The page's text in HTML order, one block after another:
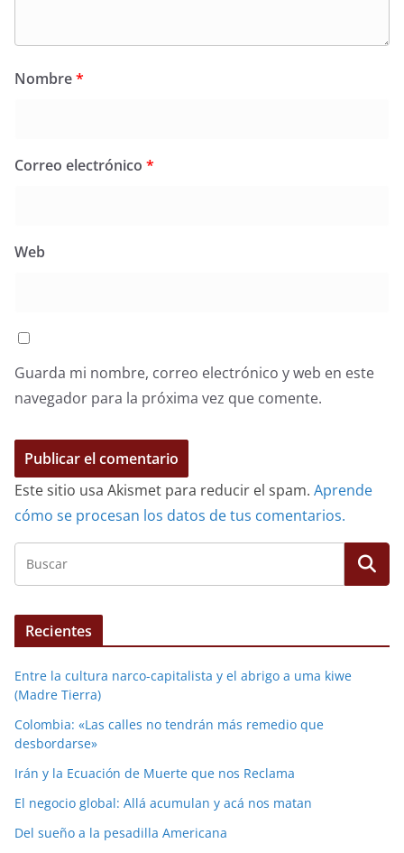
Nombre*
Correo electrónico *
Web
Guarda mi nombre, correo electrónico y web en este
navegador para la próxima vez que comente.
Este sitio usa Akismet para reducir el spam. Aprende
cómo se procesan los datos de tus comentarios.
Recientes
Entre la cultura narco-capitalista y el abrigo a uma kiwe
(Madre Tierra)
Colombia: «Las calles no tendrán más remedio que
desbordarse»
Irán y la Ecuación de Muerte que nos Reclama
El negocio global: Allá acumulan y acá nos matan
Del sueño a la pesadilla Americana